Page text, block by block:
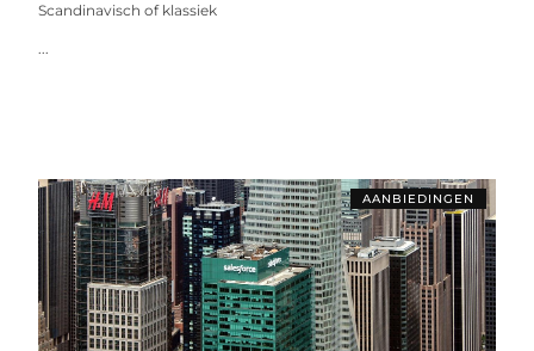
Scandinavisch of klassiek
...
AANBIEDINGEN